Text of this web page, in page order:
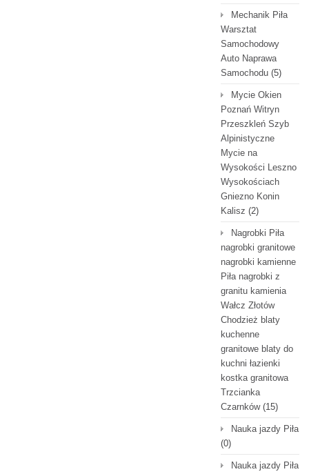
Mechanik Piła
Warsztat
Samochodowy
Auto Naprawa
Samochodu (5)
Mycie Okien
Poznań Witryn
Przeszkleń Szyb
Alpinistyczne
Mycie na
Wysokości Leszno
Wysokościach
Gniezno Konin
Kalisz (2)
Nagrobki Piła
nagrobki granitowe
nagrobki kamienne
Piła nagrobki z
granitu kamienia
Wałcz Złotów
Chodzież blaty
kuchenne
granitowe blaty do
kuchni łazienki
kostka granitowa
Trzcianka
Czarnków(15)
Nauka jazdy Piła
(0)
Nauka jazdy Piła